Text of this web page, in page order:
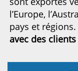
l’Europe,
pays et régions.
avec des